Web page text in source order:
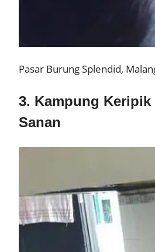
Pasar Burung Splendid,
3. Kampung Keripik
Sanan